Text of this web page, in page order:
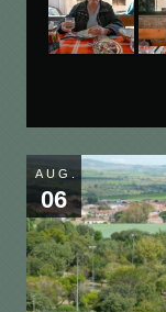
AUG.
06